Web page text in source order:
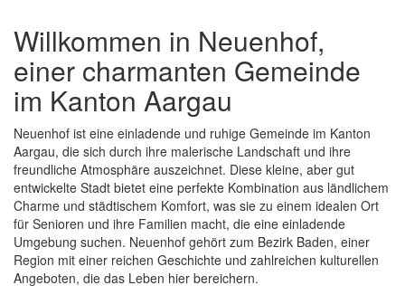
Willkommen in Neuenhof,
einer charmanten Gemeinde
im Kanton Aargau
Neuenhof ist eine einladende und ruhige Gemeinde im Kanton
Aargau, die sich durch ihre malerische Landschaft und ihre
freundliche Atmosphäre auszeichnet. Diese kleine, aber gut
entwickelte Stadt bietet eine perfekte Kombination aus ländlichem
Charme und städtischem Komfort, was sie zu einem idealen Ort
für Senioren und ihre Familien macht, die eine einladende
Umgebung suchen. Neuenhof gehört zum Bezirk Baden, einer
Region mit einer reichen Geschichte und zahlreichen kulturellen
Angeboten, die das Leben hier bereichern.